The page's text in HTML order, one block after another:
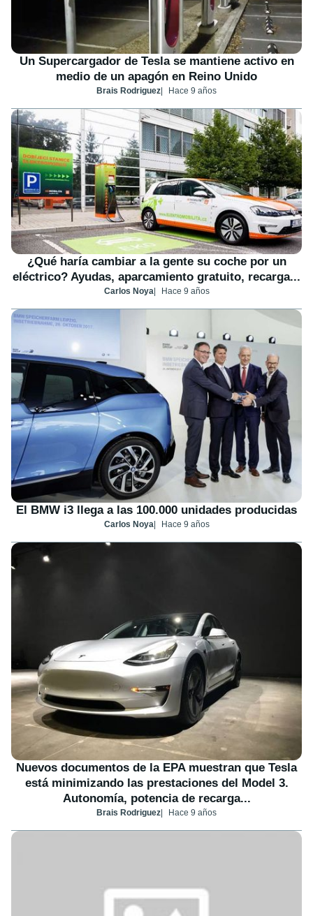
Un Supercargador de Tesla se mantiene activo en
medio de un apagón en Reino Unido
Brais Rodriguez Hace 9 años
¿Qué haría cambiar a la gente su coche por un
eléctrico? Ayudas, aparcamiento gratuito, recarga...
Carlos Noya Hace 9 años
El BMW i3 llega a las 100.000 unidades producidas
Carlos Noya Hace 9 años
Nuevos documentos de la EPA muestran que Tesla
está minimizando las prestaciones del Model 3.
Autonomía, potencia de recarga...
Brais Rodriguez Hace 9 años